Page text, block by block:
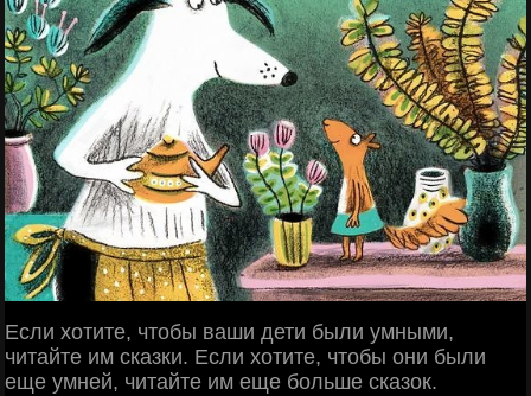
Если хотите, чтобы ваши дети были умными,
читайте им сказки. Если хотите, чтобы они были
еще умней, читайте им еще больше сказок.